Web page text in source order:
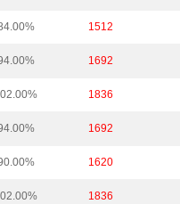
1512
1692
1836
1692
1620
1836